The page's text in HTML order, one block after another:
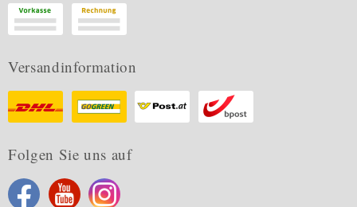
Versandinformation
Folgen Sie uns auf